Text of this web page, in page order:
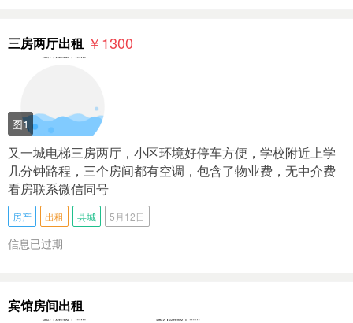
三房两厅出租 ￥1300
图1
又一城电梯三房两厅，小区环境好停车方便，学校附近上学
几分钟路程，三个房间都有空调，包含了物业费，无中介费
看房联系微信同号
房产 出租 县城 5月12日
信息已过期
宾馆房间出租